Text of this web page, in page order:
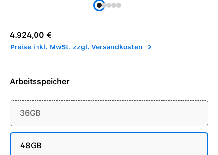
Regulärer Preis:
4.924,00 €
Preise inkl. MwSt. zzgl. Versandkosten
Arbeitsspeicher
36GB
48GB